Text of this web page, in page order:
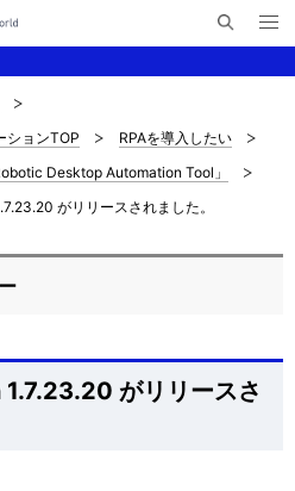
検
索
メ
ニ
ションTOP
RPAを導入したい
Desktop Automation Tool」
がリリースされました。
がリリースさ